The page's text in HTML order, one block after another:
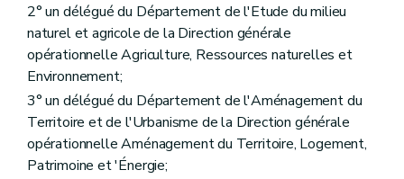
2° un délégué du Département de l'Etude du milieu
naturel et agricole de la Direction générale
opérationnelle Agriculture, Ressources naturelles et
Environnement;
3° un délégué du Département de l'Aménagement du
Territoire et de l'Urbanisme de la Direction générale
opérationnelle Aménagement du Territoire, Logement,
Patrimoine et 'Énergie;